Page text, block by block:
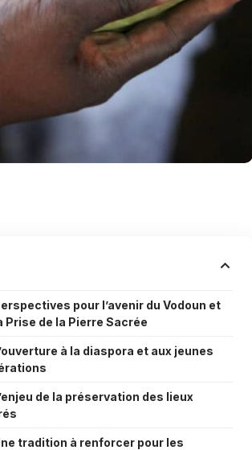
pour l’avenir du Vodoun et
Prise de la Pierre Sacrée
à la diaspora et aux jeunes
de la préservation des lieux
tradition à renforcer pour les